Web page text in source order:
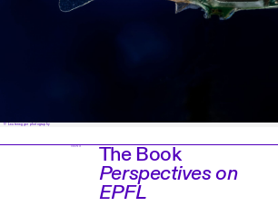
© Leutenegger photography
NEWS The Book
Perspectives on
EPFL